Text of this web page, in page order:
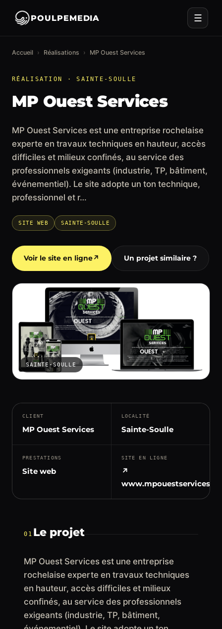
POULPEMEDIA ☰
Accueil › Réalisations › MP Ouest Services
RÉALISATION · SAINTE-SOULLE
MP Ouest Services
MP Ouest Services est une entreprise rochelaise
experte en travaux techniques en hauteur, accès
difficiles et milieux confinés, au service des
professionnels exigeants (industrie, TP, bâtiment,
événementiel). Le site adopte un ton technique,
professionnel et r…
SITE WEB SAINTE-SOULLE
Voir le site en ligne↗ Un projet similaire ?
SAINTE-SOULLE
CLIENT
MP Ouest Services
LOCALITÉ
Sainte-Soulle
PRESTATIONS
Site web
SITE EN LIGNE
↗
01 Le projet
MP Ouest Services est une entreprise
rochelaise experte en travaux techniques
en hauteur, accès difficiles et milieux
confinés, au service des professionnels
exigeants (industrie, TP, bâtiment,